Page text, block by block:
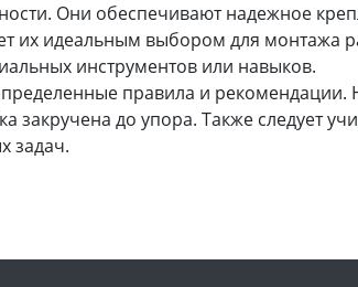
Они обеспечивают надежное
их идеальным выбором для монтажа
инструментов или навыков.
правила и рекомендации.
закручена до упора. Также следует
задач.